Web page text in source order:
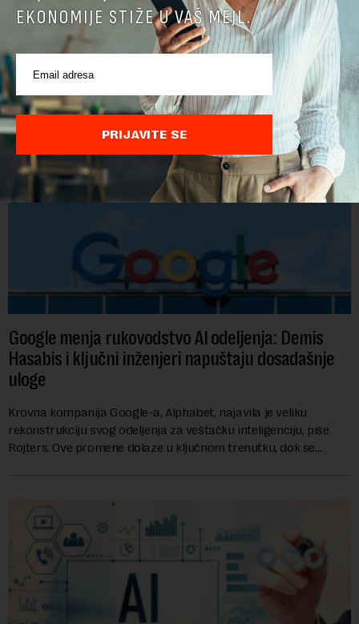
Google menja rukovodstvo AI odeljenja: Demis
Hasabis i ključni inženjeri napuštaju dosadašnje
uloge
Krovna kompanija Google-a, Alphabet, najavila je veliku
rekonstrukciju svog odeljenja za veštačku inteligenciju, piše
Rojters. Ove promene dolaze u ključnom trenutku, dok se
EKONOMIJE STIŽE U VAŠ MEJL.
PRIJAVITE SE